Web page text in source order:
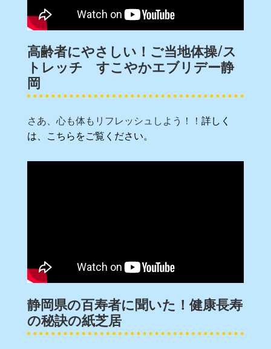
高齢者にやさしい！ご当地体操/ス
トレッチ すこやかエブリデー静
岡
さあ、心も体もリフレッシュしよう！！ 詳しく
は、こちらをご覧ください。
静岡県の百寿者に聞いた！健康長寿
の秘訣の紙芝居